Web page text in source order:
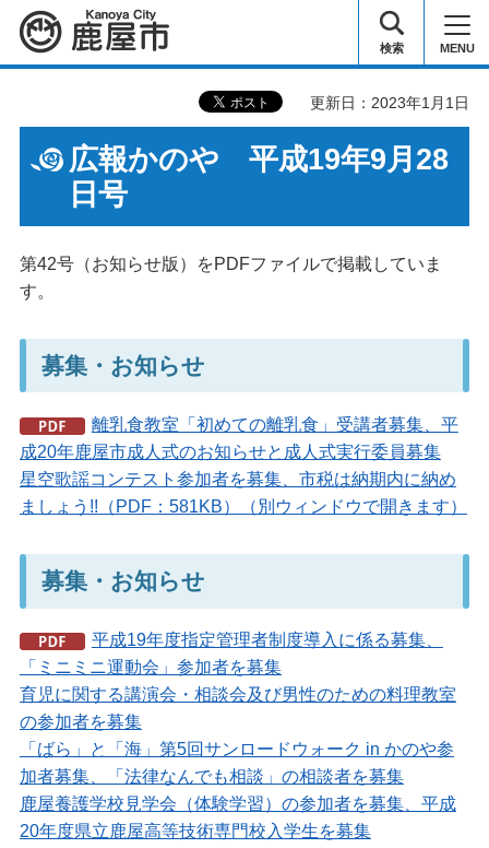
鹿屋市 検索 MENU
更新日：2023年1月1日
広報かのや 平成19年9月28
日号
第42号（お知らせ版）をPDFファイルで掲載していま
す。
募集・お知らせ
離乳食教室「初めての離乳食」受講者募集、平
成20年鹿屋市成人式のお知らせと成人式実行委員募集
星空歌謡コンテスト参加者を募集、市税は納期内に納め
ましょう!!（PDF：581KB）（別ウィンドウで開きます）
募集・お知らせ
平成19年度指定管理者制度導入に係る募集、
「ミニミニ運動会」参加者を募集
育児に関する講演会・相談会及び男性のための料理教室
の参加者を募集
「ばら」と「海」第5回サンロードウォーク in かのや参
加者募集、「法律なんでも相談」の相談者を募集
鹿屋養護学校見学会（体験学習）の参加者を募集、平成
20年度県立鹿屋高等技術専門校入学生を募集